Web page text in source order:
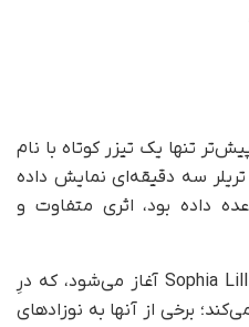
تنها یک تیزر کوتاه با نام
سه دقیقه‌ای نمایش داده
داده بود، اثری متفاوت و
تریلر با صحنه‌ای از شخصیت Sophia Lillis آغاز می‌شود، که درِ
برخی از آنها به نوزادهای